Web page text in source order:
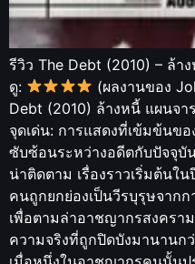
รีวิว The Debt (2010) – ล้
ดู:
(ผลงานของ
Debt (2010) ล้างหนี้ แผนจ
จุดเด่น: การแสดงที่เข้มข้นขอ
ซับซ้อนระหว่างอดีตกับปัจจุบั
น่าติดตาม เรื่องราวเริ่มต้นใ
คนถูกยกย่องเป็นวีรบุรุษจาก
เพื่อตามล่าอาชญากรสงครา
ความจริงที่ถูกปิดบังมานานก